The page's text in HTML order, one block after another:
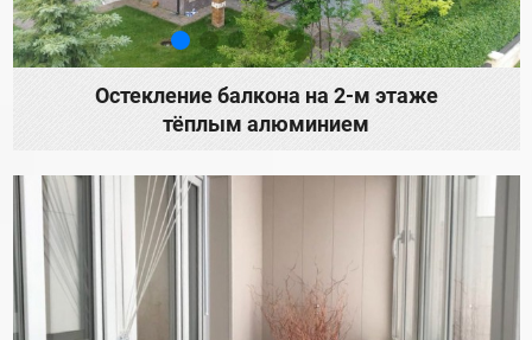
Остекление балкона на 2-м этаже
тёплым алюминием